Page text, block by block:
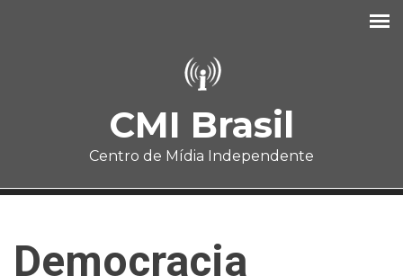
CMI Brasil
Centro de Mídia Independente
Democracia